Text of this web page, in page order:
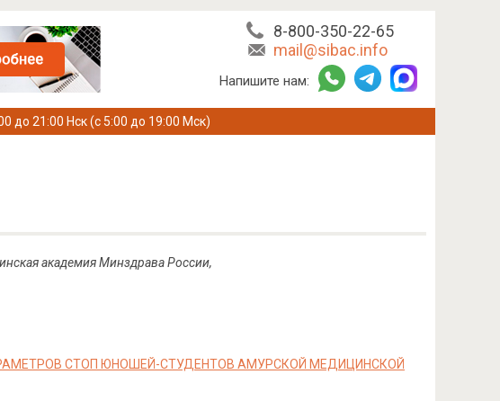
8-800-350-22-65
mail@sibac.info
Напишите нам:
до 21:00 Нск (с 5:00 до 19:00 Мск)
академия Минздрава России,
СТОП ЮНОШЕЙ-СТУДЕНТОВ АМУРСКОЙ МЕДИЦИНСКОЙ